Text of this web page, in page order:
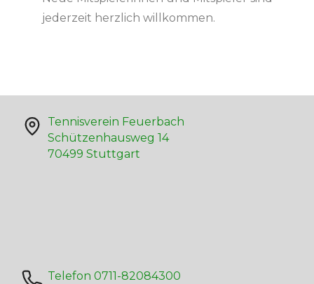
jederzeit herzlich willkommen.
Tennisverein Feuerbach
Schützenhausweg 14
70499 Stuttgart
Telefon 0711-82084300